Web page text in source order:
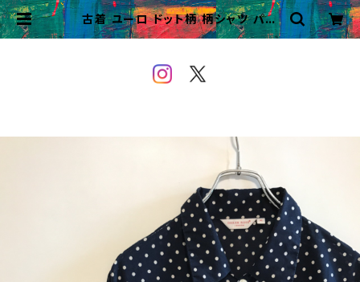
古着 ユーロ ドット柄 柄シャツ パジ
ャマシャツ ヨーロッパ古着 | VINT